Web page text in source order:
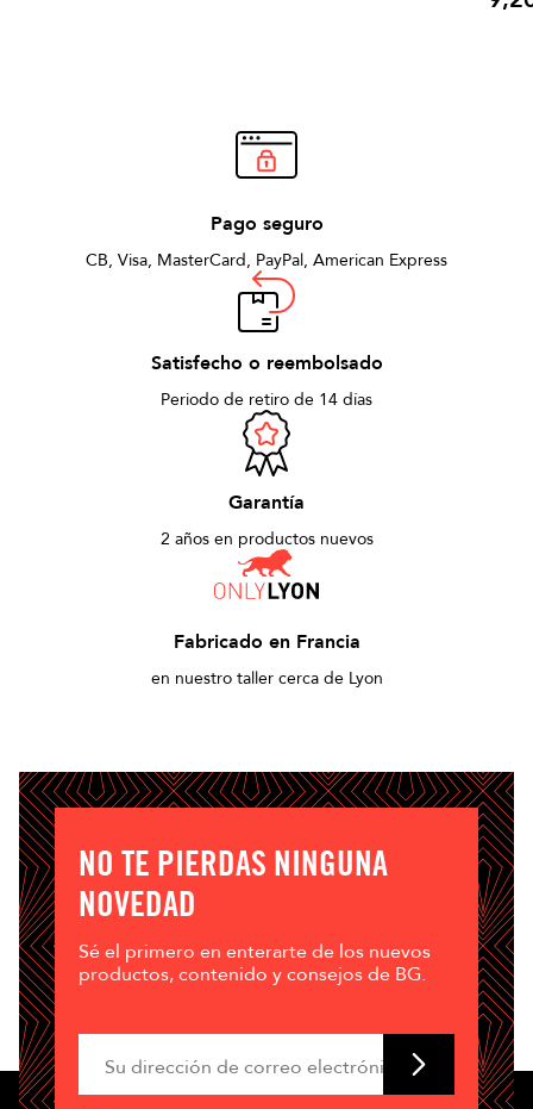
Precio
Pago seguro
CB, Visa, MasterCard, PayPal, American Express
Satisfecho o reembolsado
Periodo de retiro de 14 días
Garantía
2 años en productos nuevos
Fabricado en Francia
en nuestro taller cerca de Lyon
NO TE PIERDAS NINGUNA
NOVEDAD
Sé el primero en enterarte de los nuevos
productos, contenido y consejos de BG.